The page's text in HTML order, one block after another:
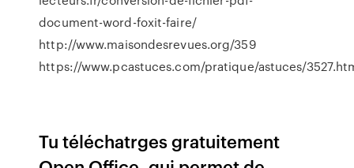
document-word-foxit-faire/
http://www.maisondesrevues.org/359
https://www.pcastuces.com/pratique/astuces/
Tu téléchatrges gratuitement